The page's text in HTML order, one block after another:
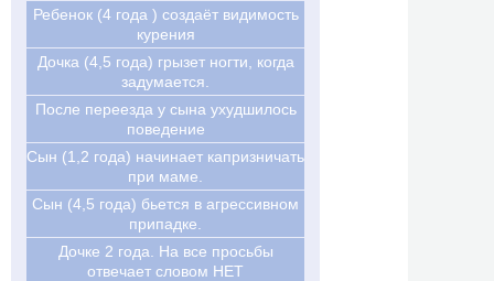
Ребенок (4 года ) создаёт видимость
курения
Дочка (4,5 года) грызет ногти, когда
задумается.
После переезда у сына ухудшилось
поведение
Сын (1,2 года) начинает капризничать
при маме.
Сын (4,5 года) бьется в агрессивном
припадке.
Дочке 2 года. На все просьбы
отвечает словом НЕТ